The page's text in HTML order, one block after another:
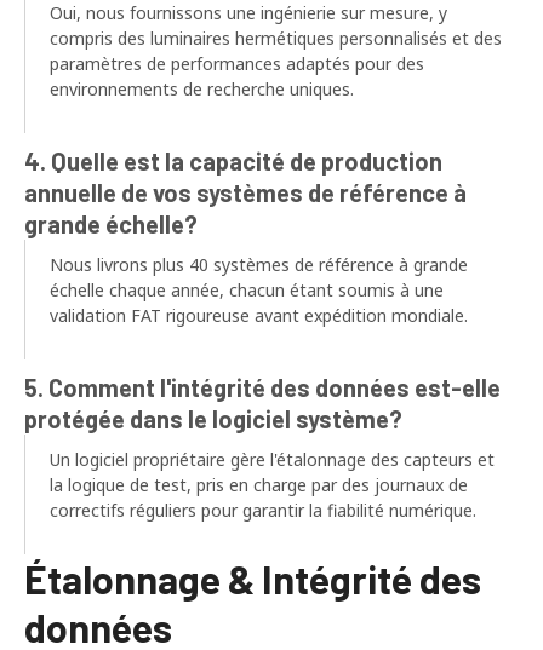
Oui, nous fournissons une ingénierie sur mesure, y
compris des luminaires hermétiques personnalisés et des
paramètres de performances adaptés pour des
environnements de recherche uniques.
4. Quelle est la capacité de production
annuelle de vos systèmes de référence à
grande échelle?
Nous livrons plus 40 systèmes de référence à grande
échelle chaque année, chacun étant soumis à une
validation FAT rigoureuse avant expédition mondiale.
5. Comment l'intégrité des données est-elle
protégée dans le logiciel système?
Un logiciel propriétaire gère l'étalonnage des capteurs et
la logique de test, pris en charge par des journaux de
correctifs réguliers pour garantir la fiabilité numérique.
Étalonnage & Intégrité des
données